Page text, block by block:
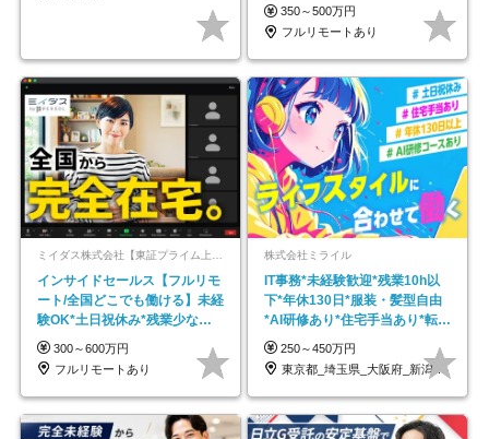
350～500万円
フルリモートあり
インサイドセールス【フルリモ
ート/全国どこでも働ける】未経
験OK*土日祝休み*残業少なめ*
在宅勤務手当あり
300～600万円
フルリモートあり
株式会社ミライル
IT事務*未経験歓迎*残業10h以
下*年休130日*服装・髪型自由
*AI研修あり*住宅手当あり*転勤
なし
250～450万円
東京都_埼玉県_大阪府_新潟県_福岡県